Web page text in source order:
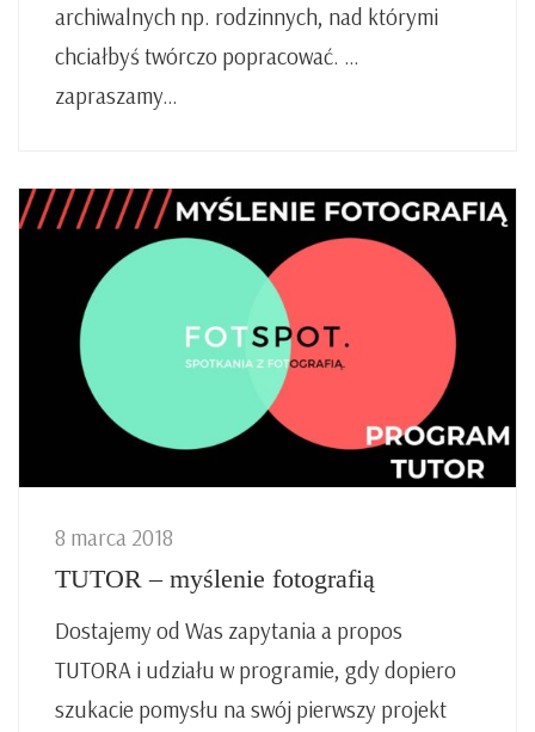
archiwalnych np. rodzinnych, nad którymi
chciałbyś twórczo popracować. …
zapraszamy…
8 marca 2018
TUTOR – myślenie fotografią
Dostajemy od Was zapytania a propos
TUTORA i udziału w programie, gdy dopiero
szukacie pomysłu na swój pierwszy projekt